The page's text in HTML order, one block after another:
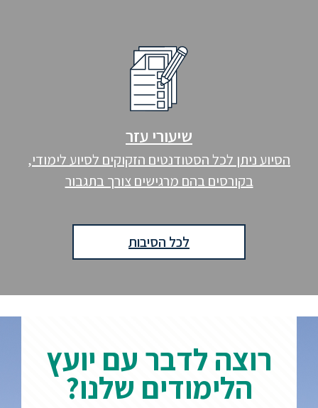
שיעורי עזר
הסיוע ניתן לכל הסטודנטים הזקוקים לסיוע לימודי,
בקורסים בהם מרגישים צורך בתגבור
לכל הסיבות
רוצה לדבר עם יועץ
הלימודים שלנו?